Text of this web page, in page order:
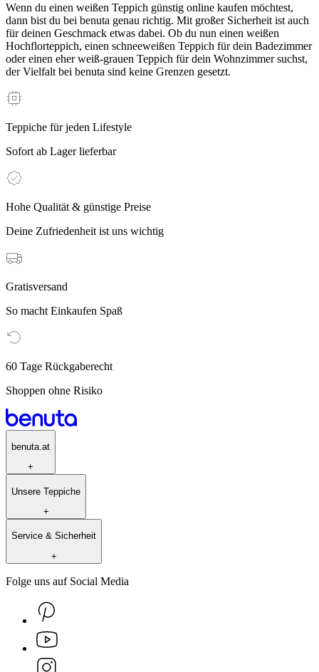
Wenn du einen weißen Teppich günstig online kaufen möchtest,
dann bist du bei benuta genau richtig. Mit großer Sicherheit ist auch
für deinen Geschmack etwas dabei. Ob du nun einen weißen
Hochflorteppich, einen schneeweißen Teppich für dein Badezimmer
oder einen eher weiß-grauen Teppich für dein Wohnzimmer suchst,
der Vielfalt bei benuta sind keine Grenzen gesetzt.
Teppiche für jeden Lifestyle
Sofort ab Lager lieferbar
Hohe Qualität & günstige Preise
Deine Zufriedenheit ist uns wichtig
Gratisversand
So macht Einkaufen Spaß
60 Tage Rückgaberecht
Shoppen ohne Risiko
benuta.at
+
Unsere Teppiche
+
Service & Sicherheit
+
Folge uns auf Social Media